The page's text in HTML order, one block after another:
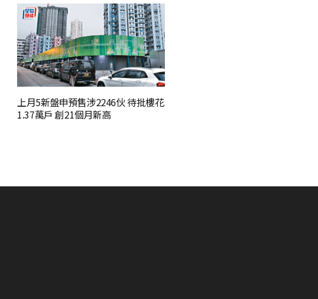
上月5新盤申預售涉2246伙 待批樓花
1.37萬戶 創21個月新高